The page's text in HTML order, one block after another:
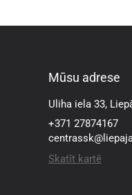
Mūsu adrese
Uliha iela 33,
+371 27874167
Skatīt kartē